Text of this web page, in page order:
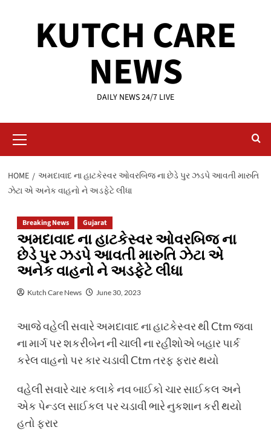
KUTCH CARE
NEWS
DAILY NEWS 24/7 LIVE
Menu
HOME
અમદાવાદ ના હાટકેસ્વર ઓવરબિજ ના છેડે પુર ઝડપે આવતી મારુતિ
ઝેટા એ અનેક વાહનો ને અડફેટે લીધા
Breaking News Gujarat
અમદાવાદ ના હાટકેસ્વર ઓવરબિજ ના
છેડે પુર ઝડપે આવતી મારુતિ ઝેટા એ
અનેક વાહનો ને અડફેટે લીધા
Kutch Care News June 30, 2023
આજે વહેલી સવારે અમદાવાદ ના હાટકેસ્વર થી Ctm જવા
ના માર્ગ પર શકરીબેન ની ચાલી ના રહીશોએ બહાર પાર્ક
કરેલ વાહનો પર કાર ચડાવી Ctm તરફ ફરાર થયો
વહેલી સવારે ચાર કલાકે નવ બાઈકો ચાર સાઈકલ અને
એક પેન્ડલ સાઈકલ પર ચડાવી ભારે નુકશાન કરી થયો
હતો ફરાર